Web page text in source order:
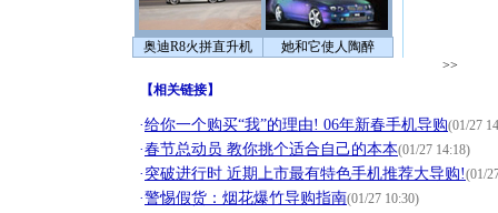
奥迪R8火拼直升机 她和它使人陶醉
>>
【相关链接】
·给你一个购买“我”的理由! 06年新春手机导购(01/27
·春节总动员 教你挑个适合自己的本本(01/27 14:18)
· 突破进行时 近期上市最有特色手机推荐大导购!(01/
·警惕假货：烟花爆竹导购指南(01/27 10:30)